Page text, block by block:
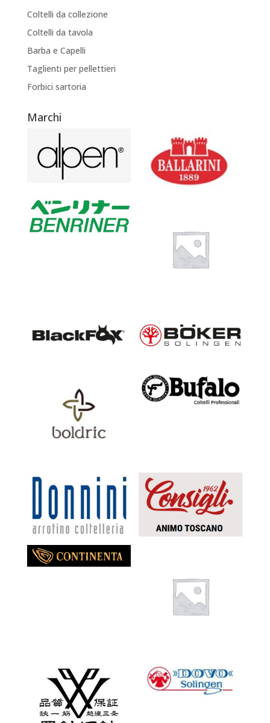
Coltelli da collezione
Coltelli da tavola
Barba e Capelli
Taglienti per pellettieri
Forbici sartoria
Marchi